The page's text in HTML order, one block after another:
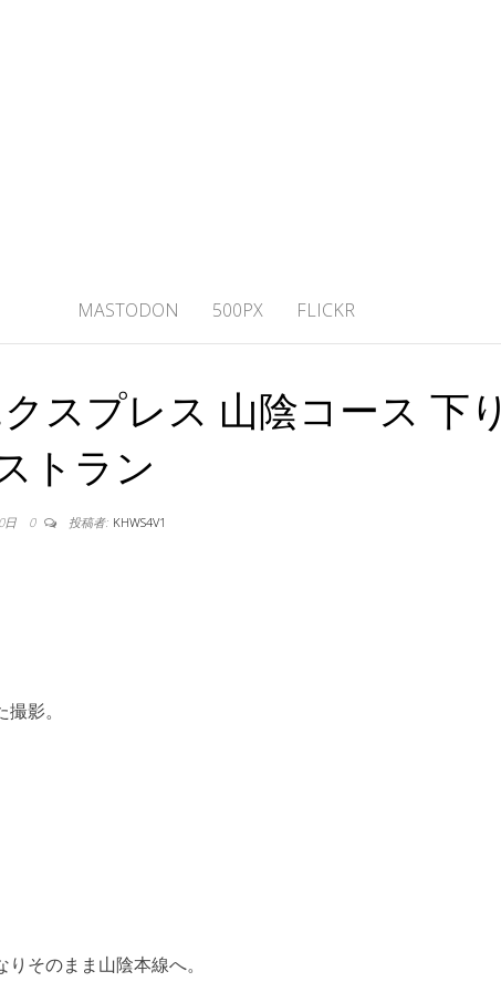
MASTODON 500PX FLICKR
スプレス 山陰コース 下り
トラン
日 0 投稿者: KHWS4V1
影。
そのまま山陰本線へ。